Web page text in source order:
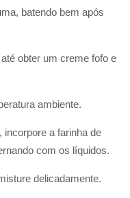
batendo bem após
obter um creme fofo e
ambiente.
a farinha de
com os líquidos.
delicadamente.